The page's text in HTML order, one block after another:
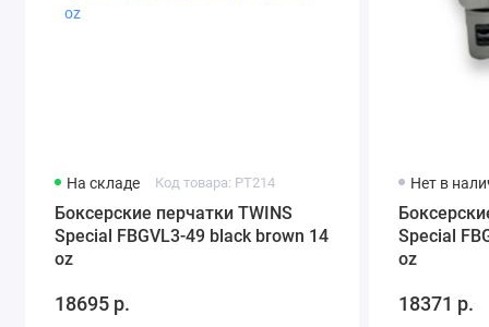
На складе Код товара: PT214
Боксерские перчатки TWINS
Special FBGVL3-49 black brown 14
oz
18695 р.
Нет в
Special
oz
18371 р.